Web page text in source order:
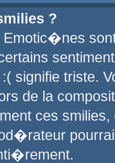
?
Emotic�nes
signifie triste.
de la
ces